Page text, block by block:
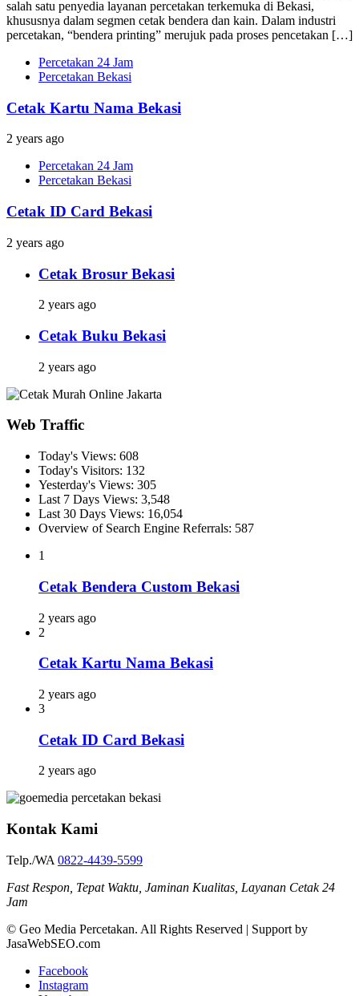
salah satu penyedia layanan percetakan terkemuka di Bekasi,
khususnya dalam segmen cetak bendera dan kain. Dalam industri
percetakan, “bendera printing” merujuk pada proses pencetakan […]
Percetakan 24 Jam
Percetakan Bekasi
Cetak Kartu Nama Bekasi
2 years ago
Percetakan 24 Jam
Percetakan Bekasi
Cetak ID Card Bekasi
2 years ago
Cetak Brosur Bekasi
2 years ago
Cetak Buku Bekasi
2 years ago
Web Traffic
Today's Views: 608
Today's Visitors: 132
Yesterday's Views: 305
Last 7 Days Views: 3,548
Last 30 Days Views: 16,054
Overview of Search Engine Referrals: 587
1
Cetak Bendera Custom Bekasi
2 years ago
2
Cetak Kartu Nama Bekasi
2 years ago
3
Cetak ID Card Bekasi
2 years ago
Kontak Kami
Telp./WA 0822-4439-5599
Fast Respon, Tepat Waktu, Jaminan Kualitas, Layanan Cetak 24
Jam
© Geo Media Percetakan. All Rights Reserved | Support by
JasaWebSEO.com
Facebook
Instagram